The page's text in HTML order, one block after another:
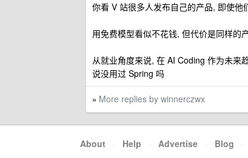
你看 V 站很多人发布自己的产品, 即使
用免费模型看似不花钱, 但代价是同样的
从就业角度来说, 在 AI Coding 作为未来
说没用过 Spring 吗
» More replies by winnerczwx
About · Help · Advertise · Blog ·